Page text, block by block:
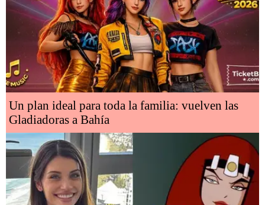
Un plan ideal para toda la familia: vuelven las
Gladiadoras a Bahía